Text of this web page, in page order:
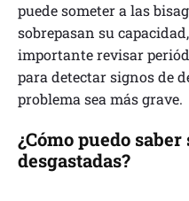
puede someter a las
sobrepasan su
importante revisar
para detectar signos de
problema sea más grave.
¿Cómo puedo
desgastadas?